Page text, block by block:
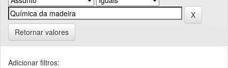
Retornar valores
Adicionar filtros: